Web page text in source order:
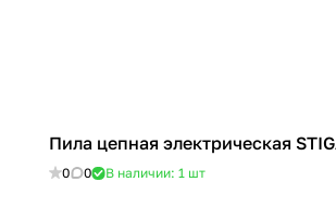
Пила цепная электрическая
0 0 В наличии: 1 шт